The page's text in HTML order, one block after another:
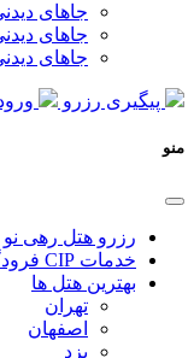
جاهای
جاهای
جاهای
پیگیری رزرو
منو
رزرو هتل رهی نو
خدمات CIP فرودگاه امام
بهترین هتل ها
تهران
اصفهان
یزد